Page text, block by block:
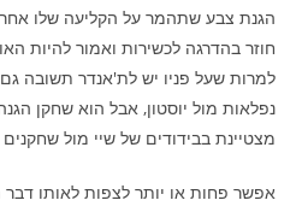
חוזר בהדרגה לכשירות ואמור להיות
למרות שעל פניו יש לת'אנדר תשובה גם
נפלאות מול יוסטון, אבל הוא שחקן
מצטיינת בבידודים של שיי מול
אפשר פחות או יותר לצפות לאותו